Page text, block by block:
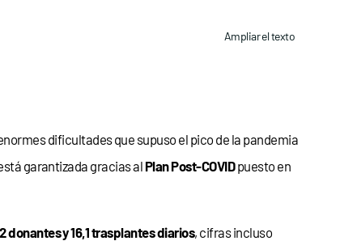
Ampliar el texto
dificultades que supuso el pico de la pandemia
garantizada gracias alPlan Post-COVIDpuesto en
donantes y 16,1 trasplantes diarios, cifras incluso